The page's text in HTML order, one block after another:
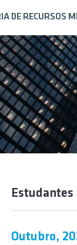
DE RECURSOS
Estudantes
Outubro,